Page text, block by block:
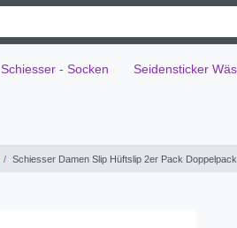
Schiesser - Socken Seidensticker
Schiesser Damen Slip Hüftslip 2er Pack